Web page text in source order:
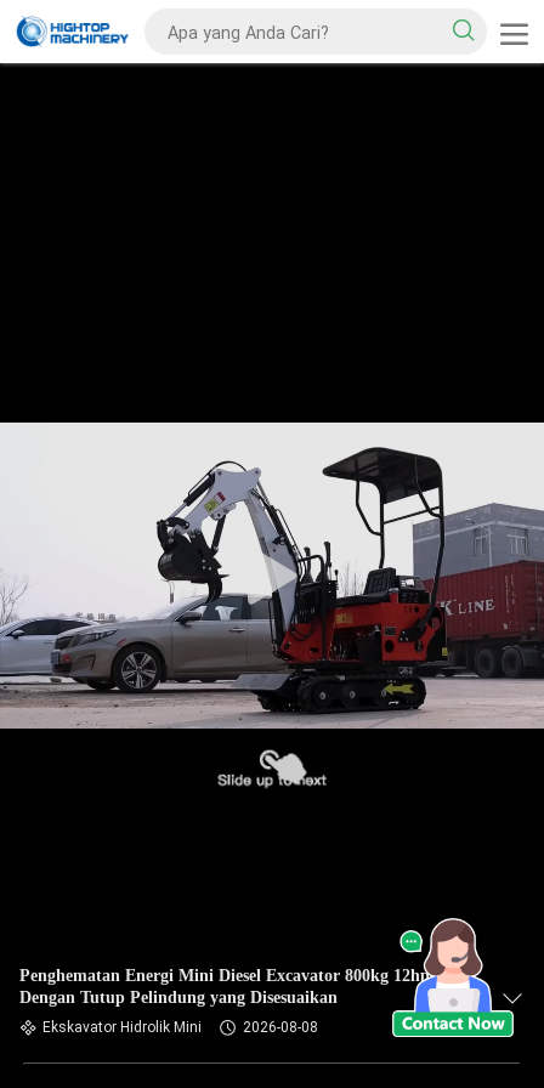
Penghematan Energi Mini Diesel Excavator 800kg 12hp
Dengan Tutup Pelindung yang Disesuaikan
Ekskavator Hidrolik Mini 2026-08-08